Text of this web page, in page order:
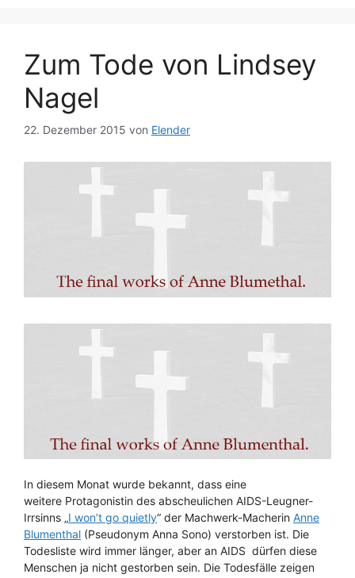
Zum Tode von Lindsey
Nagel
22. Dezember 2015 von Elender
In diesem Monat wurde bekannt, dass eine
weitere Protagonistin des abscheulichen AIDS-Leugner-
Irrsinns „I won’t go quietly“ der Machwerk-Macherin Anne
Blumenthal (Pseudonym Anna Sono) verstorben ist. Die
Todesliste wird immer länger, aber an AIDS dürfen diese
Menschen ja nicht gestorben sein. Die Todesfälle zeigen